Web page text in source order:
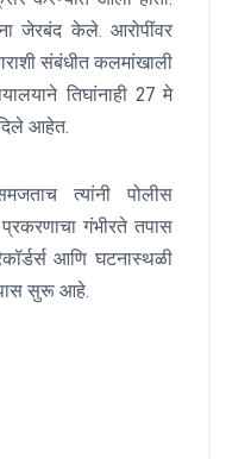
जेरबंद केले. आरोपींवर
संबंधीत कलमांखाली
तिघांनाही 27 मे
आहेत.
त्यांनी पोलीस
गंभीरते तपास
आणि घटनास्थळी
सुरू आहे.